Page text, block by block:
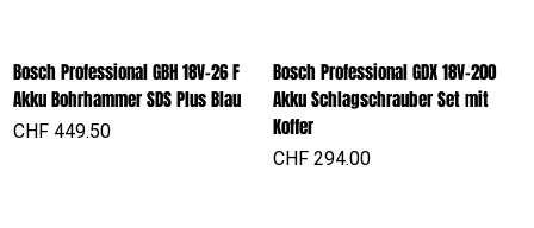
Bosch Professional GBH 18V-26 F
Akku Bohrhammer SDS Plus Blau
Preis
CHF 449.50
Bosch Professional GDX 18V-200
Akku Schlagschrauber Set mit
Koffer
Preis
CHF 294.00